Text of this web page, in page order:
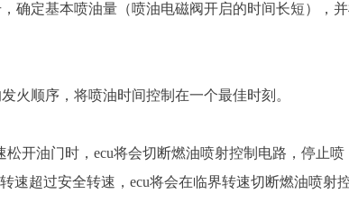
确定基本喷油量（喷油电磁阀开启的时间长短），
火顺序，将喷油时间控制在一个最佳时刻。
开油门时，ecu将会切断燃油喷射控制电路，停止喷
超过安全转速，ecu将会在临界转速切断燃油喷射